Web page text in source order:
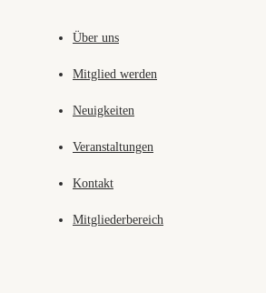
Über uns
Mitglied werden
Neuigkeiten
Veranstaltungen
Kontakt
Mitgliederbereich